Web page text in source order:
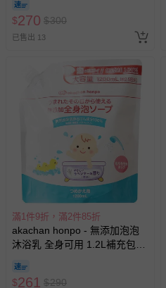
$270 $300
已售出 13
滿1件9折，滿2件85折
akachan honpo - 無添加泡泡
沐浴乳 全身可用 1.2L補充包
$261 $290